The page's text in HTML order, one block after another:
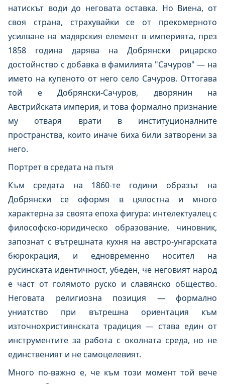
натискът води до неговата оставка. Но Виена, от
своя страна, страхувайки се от прекомерното
усилване на мадярския елемент в империята, през
1858 година дарява на Добрянски рицарско
достойнство с добавка в фамилията "Сачуров" — на
името на купеното от него село Сачуров. Оттогава
той е Добрянски-Сачуров, дворянин на
Австрийската империя, и това формално признание
му отваря врати в институционалните
пространства, които иначе биха били затворени за
него.
Портрет в средата на пътя
Към средата на 1860-те години образът на
Добрянски се оформя в цялостна и много
характерна за своята епоха фигура: интелектуалец с
философско-юридическо образование, чиновник,
запознат с вътрешната кухня на австро-унгарската
бюрокрация, и едновременно носител на
русинската идентичност, убеден, че неговият народ
е част от голямото руско и славянско общество.
Неговата религиозна позиция — формално
униатство при вътрешна ориентация към
източнохристиянската традиция — става един от
инструментите за работа с околната среда, но не
единственият и не самоцелевият.
Много по-важно е, че към този момент той вече